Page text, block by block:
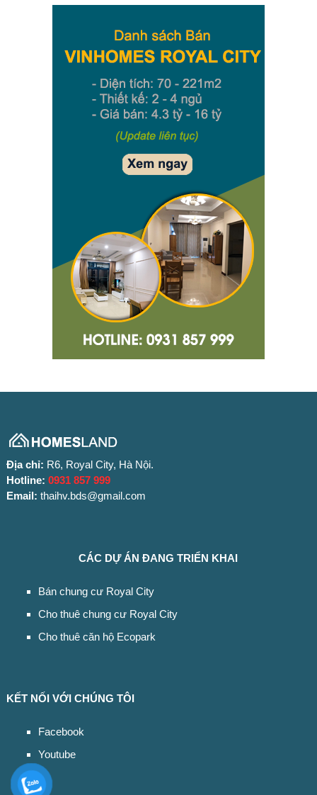
Địa chỉ: R6, Royal City, Hà Nội.
Hotline: 0931 857 999
Email: thaihv.bds@gmail.com
CÁC DỰ ÁN ĐANG TRIỂN KHAI
Bán chung cư Royal City
Cho thuê chung cư Royal City
Cho thuê căn hộ Ecopark
KẾT NỐI VỚI CHÚNG TÔI
Facebook
Youtube